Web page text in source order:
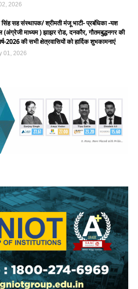
2026
सिंह सह संस्थापक/ श्रीमती मंजू भाटी- प्रबंधिका -यश
(अंग्रेजी माध्यम ) झाझर रोड, दनकौर, गौतमबुद्धनगर की
2026 की सभी क्षेत्रवासियों को हार्दिक शुभकामनाएं
01, 2026